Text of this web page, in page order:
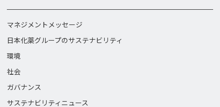
マネジメントメッセージ
日本化薬グループのサステナビリティ
環境
社会
ガバナンス
サステナビリティニュース